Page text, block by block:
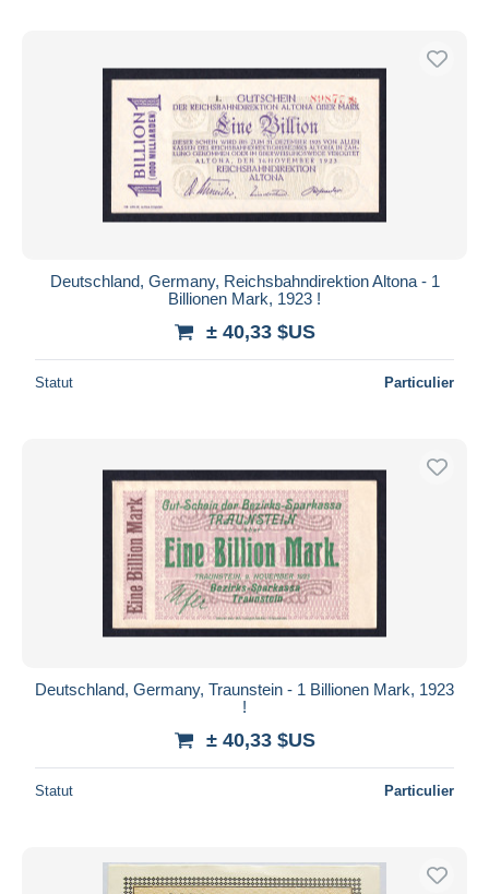
Deutschland, Germany, Reichsbahndirektion Altona - 1
Billionen Mark, 1923 !
± 40,33 $US
Statut Particulier
Deutschland, Germany, Traunstein - 1 Billionen Mark, 1923
!
± 40,33 $US
Statut Particulier